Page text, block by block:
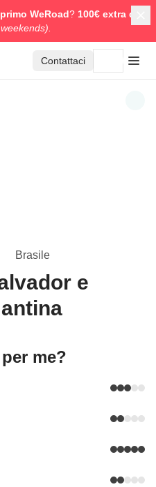
primo WeRoad? 100€ extra di
Contattaci
Brasile
e
me?